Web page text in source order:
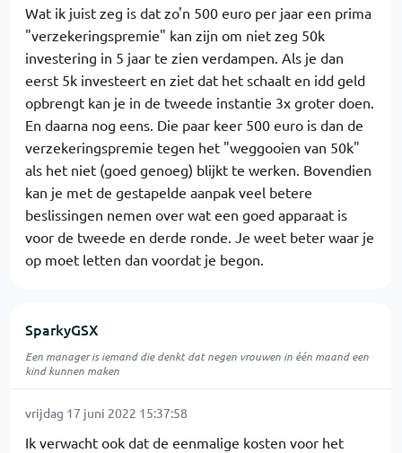
Wat ik juist zeg is dat zo'n 500 euro per jaar een prima
"verzekeringspremie" kan zijn om niet zeg 50k
investering in 5 jaar te zien verdampen. Als je dan
eerst 5k investeert en ziet dat het schaalt en idd geld
opbrengt kan je in de tweede instantie 3x groter doen.
En daarna nog eens. Die paar keer 500 euro is dan de
verzekeringspremie tegen het "weggooien van 50k"
als het niet (goed genoeg) blijkt te werken. Bovendien
kan je met de gestapelde aanpak veel betere
beslissingen nemen over wat een goed apparaat is
voor de tweede en derde ronde. Je weet beter waar je
op moet letten dan voordat je begon.
SparkyGSX
Een manager is iemand die denkt dat negen vrouwen in één maand een
kind kunnen maken
vrijdag 17 juni 2022 15:37:58
Ik verwacht ook dat de eenmalige kosten voor het